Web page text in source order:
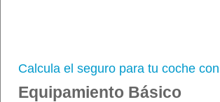
Calcula el seguro para tu coche
Equipamiento Básico